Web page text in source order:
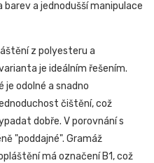
a jednodušší manipulace
z polyesteru a
je ideálním řešením.
je odolné a snadno
čištění, což
dobře. V porovnání s
"poddajné". Gramáž
má označení B1, což